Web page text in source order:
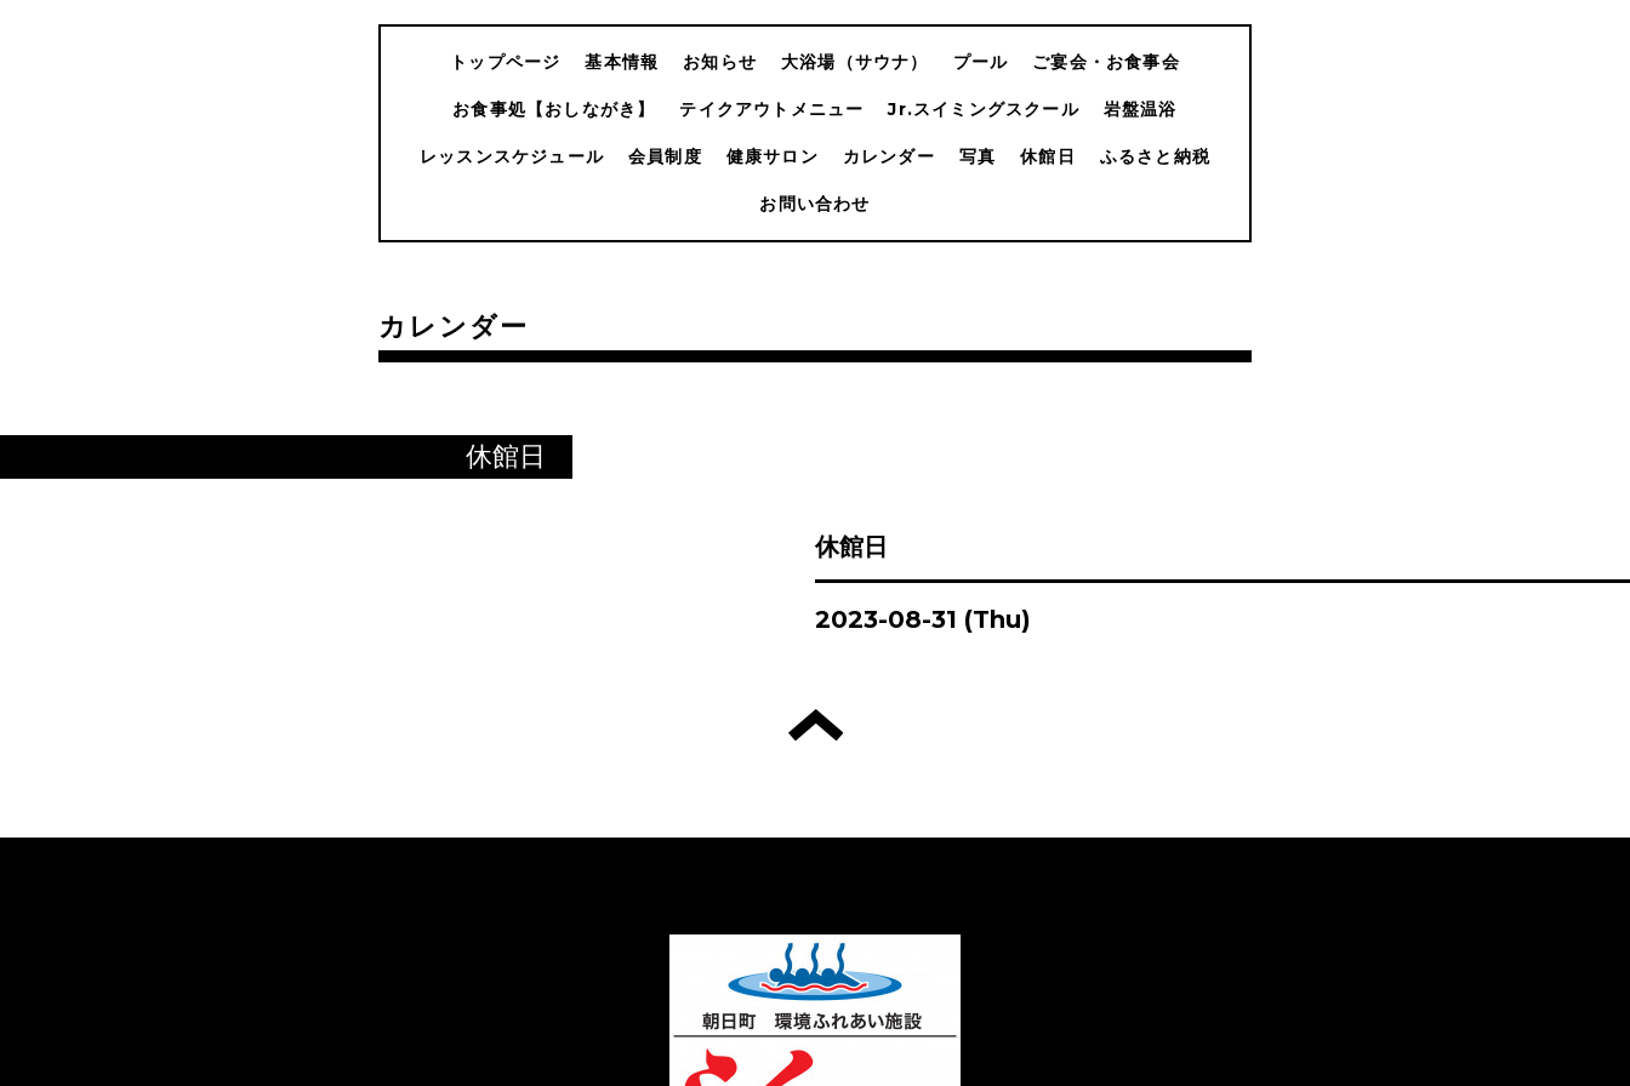
トップページ 基本情報 お知らせ 大浴場（サウナ） プール ご宴会・お食事会
お食事処【おしながき】 テイクアウトメニュー Jr.スイミングスクール 岩盤温浴
レッスンスケジュール 会員制度 健康サロン カレンダー 写真 休館日 ふるさと納税
お問い合わせ
カレンダー
休館日
休館日
2023-08-31 (Thu)